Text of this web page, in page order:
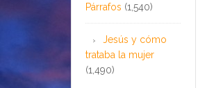
Párrafos (1,540)
Jesús y cómo
trataba la mujer
(1,490)